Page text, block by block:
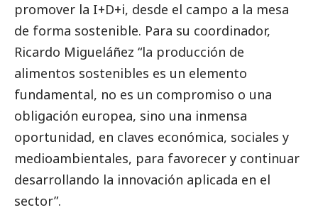
promover la I+D+i, desde el campo a la mesa
de forma sostenible. Para su coordinador,
Ricardo Migueláñez “la producción de
alimentos sostenibles es un elemento
fundamental, no es un compromiso o una
obligación europea, sino una inmensa
oportunidad, en claves económica, sociales y
medioambientales, para favorecer y continuar
desarrollando la innovación aplicada en el
sector”.